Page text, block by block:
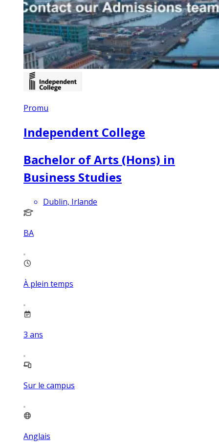
Promu
Independent College
Bachelor of Arts (Hons) in
Business Studies
Dublin, Irlande
BA
À plein temps
3 ans
Sur le campus
Anglais